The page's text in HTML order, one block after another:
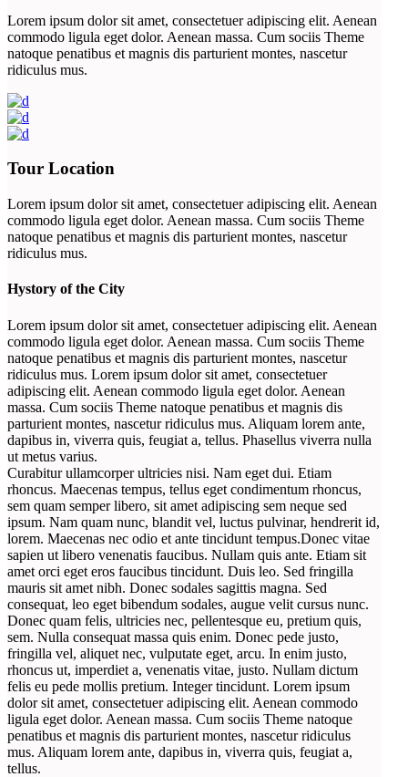
Lorem ipsum dolor sit amet, consectetuer adipiscing elit. Aenean
commodo ligula eget dolor. Aenean massa. Cum sociis Theme
natoque penatibus et magnis dis parturient montes, nascetur
ridiculus mus.
Tour Location
Lorem ipsum dolor sit amet, consectetuer adipiscing elit. Aenean
commodo ligula eget dolor. Aenean massa. Cum sociis Theme
natoque penatibus et magnis dis parturient montes, nascetur
ridiculus mus.
Hystory of the City
Lorem ipsum dolor sit amet, consectetuer adipiscing elit. Aenean
commodo ligula eget dolor. Aenean massa. Cum sociis Theme
natoque penatibus et magnis dis parturient montes, nascetur
ridiculus mus. Lorem ipsum dolor sit amet, consectetuer
adipiscing elit. Aenean commodo ligula eget dolor. Aenean
massa. Cum sociis Theme natoque penatibus et magnis dis
parturient montes, nascetur ridiculus mus. Aliquam lorem ante,
dapibus in, viverra quis, feugiat a, tellus. Phasellus viverra nulla
ut metus varius.
Curabitur ullamcorper ultricies nisi. Nam eget dui. Etiam
rhoncus. Maecenas tempus, tellus eget condimentum rhoncus,
sem quam semper libero, sit amet adipiscing sem neque sed
ipsum. Nam quam nunc, blandit vel, luctus pulvinar, hendrerit id,
lorem. Maecenas nec odio et ante tincidunt tempus.Donec vitae
sapien ut libero venenatis faucibus. Nullam quis ante. Etiam sit
amet orci eget eros faucibus tincidunt. Duis leo. Sed fringilla
mauris sit amet nibh. Donec sodales sagittis magna. Sed
consequat, leo eget bibendum sodales, augue velit cursus nunc.
Donec quam felis, ultricies nec, pellentesque eu, pretium quis,
sem. Nulla consequat massa quis enim. Donec pede justo,
fringilla vel, aliquet nec, vulputate eget, arcu. In enim justo,
rhoncus ut, imperdiet a, venenatis vitae, justo. Nullam dictum
felis eu pede mollis pretium. Integer tincidunt. Lorem ipsum
dolor sit amet, consectetuer adipiscing elit. Aenean commodo
ligula eget dolor. Aenean massa. Cum sociis Theme natoque
penatibus et magnis dis parturient montes, nascetur ridiculus
mus. Aliquam lorem ante, dapibus in, viverra quis, feugiat a,
tellus.